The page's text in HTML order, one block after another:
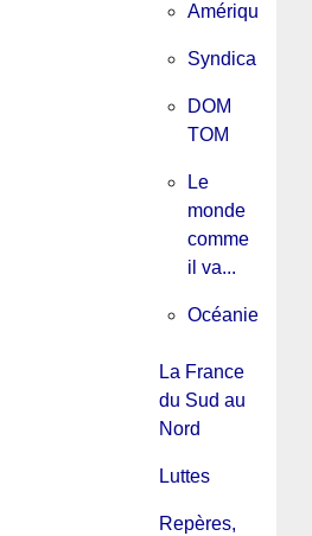
Amérique
Syndicalisme
DOM
TOM
Le
monde
comme
il va...
Océanie
La France
du Sud au
Nord
Luttes
Repères,